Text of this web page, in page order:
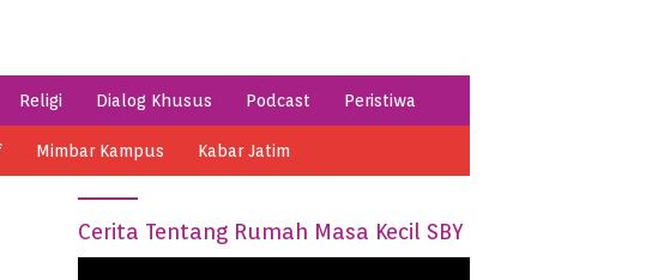
Religi Dialog Khusus Podcast Peristiwa
Mimbar Kampus Kabar Jatim
Cerita Tentang Rumah Masa Kecil SBY